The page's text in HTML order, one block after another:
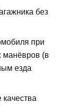
без
при
манёвров (в
езда